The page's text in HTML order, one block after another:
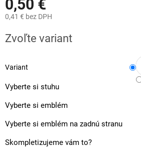
0,50 €
0,41 € bez DPH
cena:
Zvoľte variant
Variant
Vyberte si stuhu
Vyberte si emblém
Vyberte si emblém na zadnú stranu
Skompletizujeme vám to?